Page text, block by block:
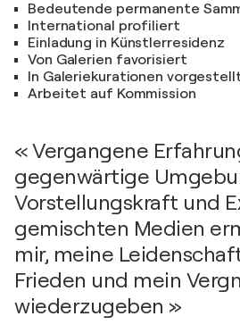
Bedeutende permanente
International profiliert
Einladung in Künstlerresidenz
Von Galerien favorisiert
In Galeriekurationen
Arbeitet auf Kommission
« Vergangene
gegenwärtige
Vorstellungskraft und
gemischten Medien
mir, meine
Frieden und mein
wiederzugeben »